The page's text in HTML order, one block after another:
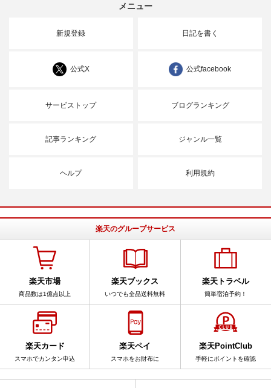
メニュー
新規登録 日記を書く
公式X 公式facebook
サービストップ ブログランキング
記事ランキング ジャンル一覧
ヘルプ 利用規約
楽天のグループサービス
楽天市場
商品数は1億点以上
楽天ブックス
いつでも全品送料無料
楽天トラベル
簡単宿泊予約！
楽天カード
スマホでカンタン申込
楽天ペイ
スマホをお財布に
楽天PointClub
手軽にポイントを確認